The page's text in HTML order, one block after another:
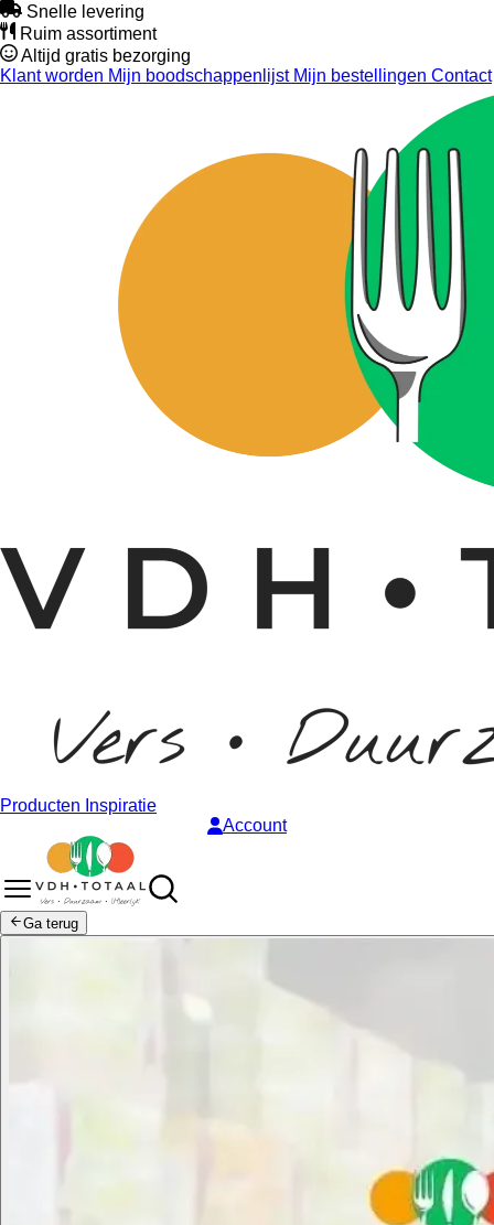
Snelle levering
Ruim assortiment
Altijd gratis bezorging
Klant worden Mijn boodschappenlijstMijn bestellingen Contact
Producten Inspiratie
Account
Ga terug